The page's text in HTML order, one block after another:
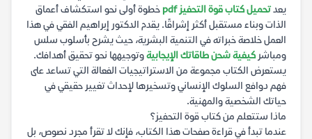
يعدتحميل كتاب قوة التحفيز pdf
خطوة أولى نحو استكشاف أعماق
الذات وبناء مستقبل أكثر إشراقًا. يقدم الدكتور إبراهيم الفقي في هذا
العمل خلاصة خبراته في التنمية البشرية، حيث يشرح بأسلوب سلس
ومباشركيفية شحن طاقاتك الإيجابيةوتوجيهها نحو تحقيق أهدافك.
يستعرض الكتاب مجموعة من الاستراتيجيات الفعالة التي تساعد على
فهم دوافع السلوك الإنساني وتسخيرها لإحداث تغيير حقيقي في
حياتك الشخصية والمهنية.
ماذا ستتعلم من كتاب قوة التحفيز؟
عندما تبدأ في قراءة صفحات هذا الكتاب، فإنك لا تقرأ مجرد نصوص، بل